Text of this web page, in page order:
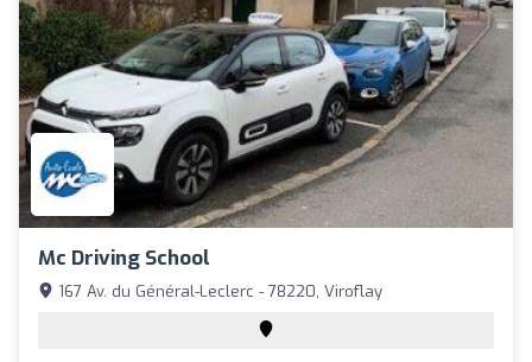
Mc Driving School
167 Av. du Général-Leclerc - 78220, Viroflay